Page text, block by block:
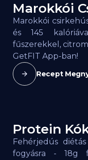
152kcal / 100g
Marokkói
Marokkói
és 145
fűszerekkel,
GetFIT App-ban!
Recept
165kcal / 100g
Protein
Fehérjedús
fogyásra - 18g